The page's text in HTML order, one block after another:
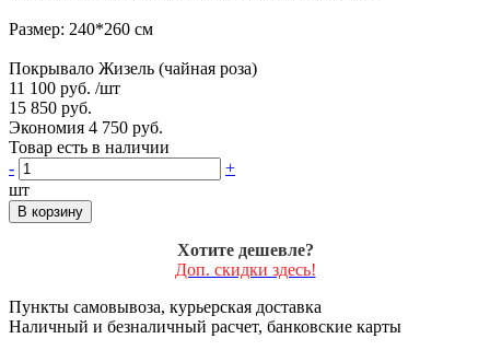
Размер: 240*260 см
Покрывало Жизель (чайная роза)
11 100 руб. /шт
15 850 руб.
Экономия 4 750 руб.
Товар есть в наличии
-
+
шт
В корзину
Хотите дешевле?
Доп. скидки здесь!
Пункты самовывоза, курьерская доставка
Наличный и безналичный расчет, банковские карты